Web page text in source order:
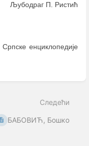
Љубодраг П. Ристић
енциклопедије
Следећи
БАБОВИЋ, Бошко